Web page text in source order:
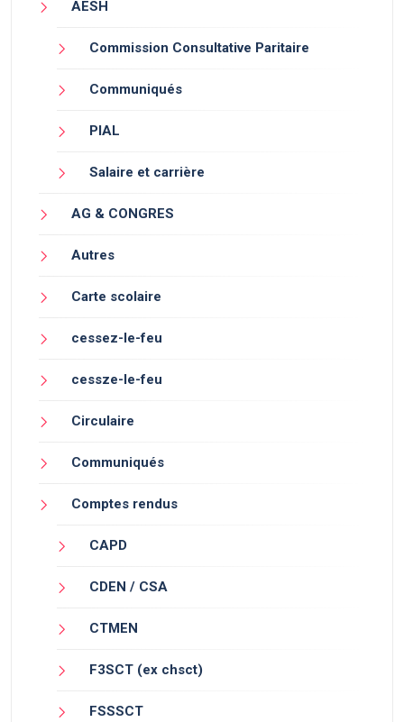
AESH
Commission Consultative Paritaire
Communiqués
PIAL
Salaire et carrière
AG & CONGRES
Autres
Carte scolaire
cessez-le-feu
cessze-le-feu
Circulaire
Communiqués
Comptes rendus
CAPD
CDEN / CSA
CTMEN
F3SCT (ex chsct)
FSSSCT